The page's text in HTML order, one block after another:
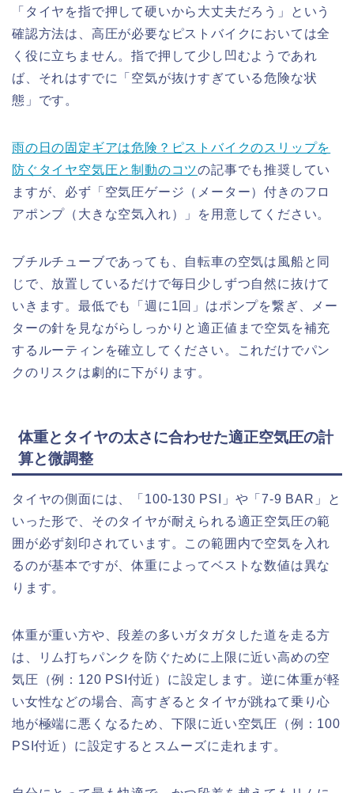
「タイヤを指で押して硬いから大丈夫だろう」という
確認方法は、高圧が必要なピストバイクにおいては全
く役に立ちません。指で押して少し凹むようであれ
ば、それはすでに「空気が抜けすぎている危険な状
態」です。
雨の日の固定ギアは危険？ピストバイクのスリップを
防ぐタイヤ空気圧と制動のコツの記事でも推奨してい
ますが、必ず「空気圧ゲージ（メーター）付きのフロ
アポンプ（大きな空気入れ）」を用意してください。
ブチルチューブであっても、自転車の空気は風船と同
じで、放置しているだけで毎日少しずつ自然に抜けて
いきます。最低でも「週に1回」はポンプを繋ぎ、メー
ターの針を見ながらしっかりと適正値まで空気を補充
するルーティンを確立してください。これだけでパン
クのリスクは劇的に下がります。
体重とタイヤの太さに合わせた適正空気圧の計
算と微調整
タイヤの側面には、「100-130 PSI」や「7-9 BAR」と
いった形で、そのタイヤが耐えられる適正空気圧の範
囲が必ず刻印されています。この範囲内で空気を入れ
るのが基本ですが、体重によってベストな数値は異な
ります。
体重が重い方や、段差の多いガタガタした道を走る方
は、リム打ちパンクを防ぐために上限に近い高めの空
気圧（例：120 PSI付近）に設定します。逆に体重が軽
い女性などの場合、高すぎるとタイヤが跳ねて乗り心
地が極端に悪くなるため、下限に近い空気圧（例：100
PSI付近）に設定するとスムーズに走れます。